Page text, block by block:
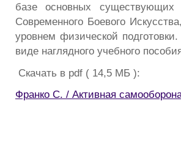
базе основных существующих
Современного Боевого
уровнем физической
виде наглядного учебного
Скачать в pdf ( 14,5 МБ ):
Франко С. / Активная